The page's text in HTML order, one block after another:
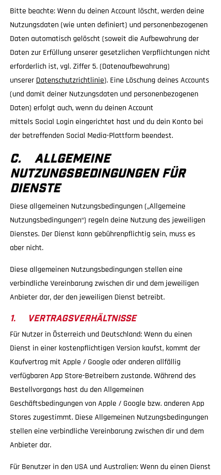
Bitte beachte: Wenn du deinen Account löscht, werden deine
Nutzungsdaten (wie unten definiert) und personenbezogenen
Daten automatisch gelöscht (soweit die Aufbewahrung der
Daten zur Erfüllung unserer gesetzlichen Verpflichtungen nicht
erforderlich ist, vgl. Ziffer 5. (Datenaufbewahrung)
unserer Datenschutzrichtlinie). Eine Löschung deines Accounts
(und damit deiner Nutzungsdaten und personenbezogenen
Daten) erfolgt auch, wenn du deinen Account
mittels Social Login eingerichtet hast und du dein Konto bei
der betreffenden Social Media-Plattform beendest.
C. ALLGEMEINE
NUTZUNGSBEDINGUNGEN FÜR
DIENSTE
Diese allgemeinen Nutzungsbedingungen („Allgemeine
Nutzungsbedingungen“) regeln deine Nutzung des jeweiligen
Dienstes. Der Dienst kann gebührenpflichtig sein, muss es
aber nicht.
Diese allgemeinen Nutzungsbedingungen stellen eine
verbindliche Vereinbarung zwischen dir und dem jeweiligen
Anbieter dar, der den jeweiligen Dienst betreibt.
1. VERTRAGSVERHÄLTNISSE
Für Nutzer in Österreich und Deutschland: Wenn du einen
Dienst in einer kostenpflichtigen Version kaufst, kommt der
Kaufvertrag mit Apple / Google oder anderen allfällig
verfügbaren App Store-Betreibern zustande. Während des
Bestellvorgangs hast du den Allgemeinen
Geschäftsbedingungen von Apple / Google bzw. anderen App
Stores zugestimmt. Diese Allgemeinen Nutzungsbedingungen
stellen eine verbindliche Vereinbarung zwischen dir und dem
Anbieter dar.
Für Benutzer in den USA und Australien: Wenn du einen Dienst